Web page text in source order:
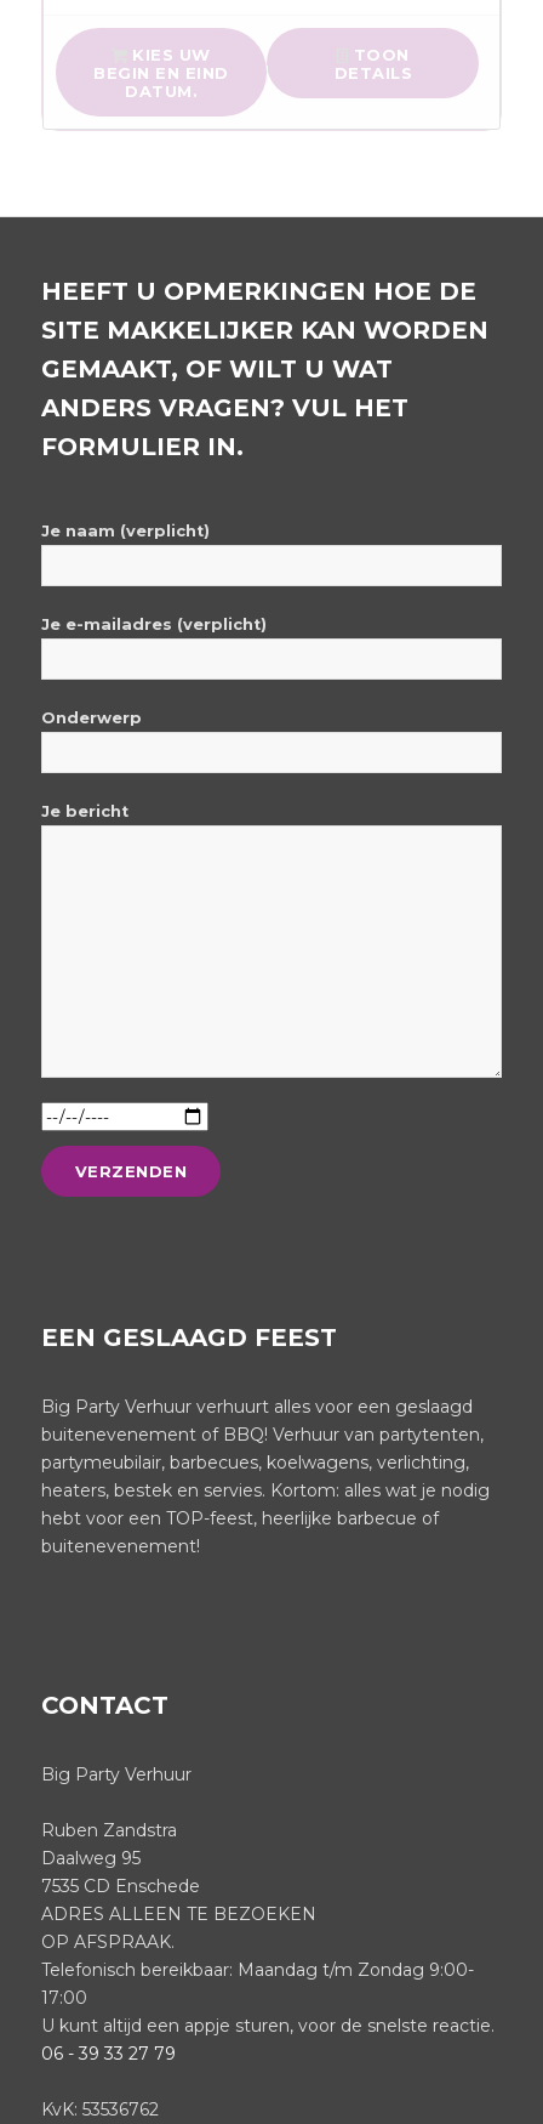
KIES UW
BEGIN EN EIND
DATUM.
TOON
DETAILS
HEEFT U OPMERKINGEN HOE DE
SITE MAKKELIJKER KAN WORDEN
GEMAAKT, OF WILT U WAT
ANDERS VRAGEN? VUL HET
FORMULIER IN.
Je naam (verplicht)
Je e-mailadres (verplicht)
Onderwerp
Je bericht
EEN GESLAAGD FEEST
Big Party Verhuur verhuurt alles voor een geslaagd
buitenevenement of BBQ! Verhuur van partytenten,
partymeubilair, barbecues, koelwagens, verlichting,
heaters, bestek en servies. Kortom: alles wat je nodig
hebt voor een TOP-feest, heerlijke barbecue of
buitenevenement!
CONTACT
Big Party Verhuur
Ruben Zandstra
Daalweg 95
7535 CD Enschede
ADRES ALLEEN TE BEZOEKEN
OP AFSPRAAK.
Telefonisch bereikbaar: Maandag t/m Zondag 9:00-
17:00
U kunt altijd een appje sturen, voor de snelste reactie.
06 - 39 33 27 79
KvK: 53536762